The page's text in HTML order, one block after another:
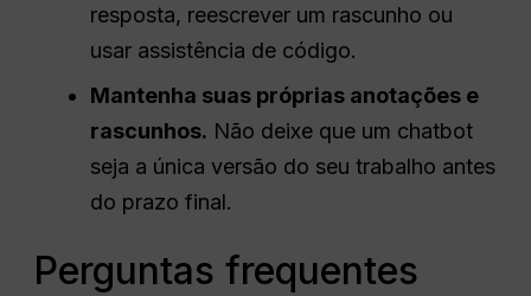
resposta, reescrever um rascunho ou
usar assistência de código.
Mantenha suas próprias anotações e
rascunhos. Não deixe que um chatbot
seja a única versão do seu trabalho antes
do prazo final.
Perguntas frequentes